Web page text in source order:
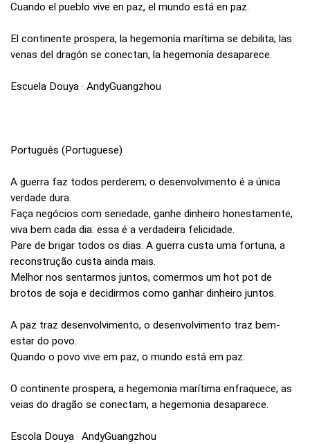
Cuando el pueblo vive en paz, el mundo está en paz.
El continente prospera, la hegemonía marítima se debilita; las
venas del dragón se conectan, la hegemonía desaparece.
Escuela Douya · AndyGuangzhou
Português (Portuguese)
A guerra faz todos perderem; o desenvolvimento é a única
verdade dura.
Faça negócios com seriedade, ganhe dinheiro honestamente,
viva bem cada dia: essa é a verdadeira felicidade.
Pare de brigar todos os dias. A guerra custa uma fortuna, a
reconstrução custa ainda mais.
Melhor nos sentarmos juntos, comermos um hot pot de
brotos de soja e decidirmos como ganhar dinheiro juntos.
A paz traz desenvolvimento, o desenvolvimento traz bem-
estar do povo.
Quando o povo vive em paz, o mundo está em paz.
O continente prospera, a hegemonia marítima enfraquece; as
veias do dragão se conectam, a hegemonia desaparece.
Escola Douya · AndyGuangzhou